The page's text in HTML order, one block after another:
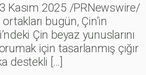
Kasım 2025 /PRNewswire/
bugün, Çin’in
Çin beyaz yunuslarını
için tasarlanmış çığır
destekli […]